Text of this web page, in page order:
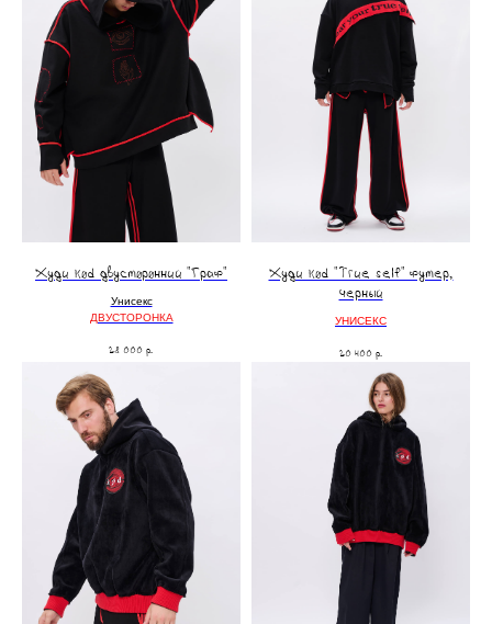
Худи kоd двусторонний "Граф"
Унисекс
ДВУСТОРОНКА
28 000 р.
Худи kоd "True self" футер,
черный
УНИСЕКС
20 400 р.